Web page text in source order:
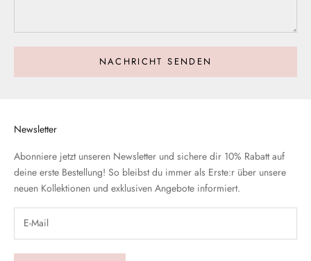
NACHRICHT SENDEN
Newsletter
Abonniere jetzt unseren Newsletter und sichere dir 10% Rabatt auf
deine erste Bestellung! So bleibst du immer als Erste:r über unsere
neuen Kollektionen und exklusiven Angebote informiert.